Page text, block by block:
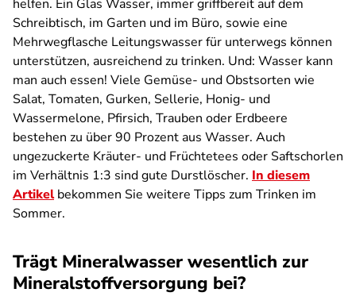
helfen. Ein Glas Wasser, immer griffbereit auf dem
Schreibtisch, im Garten und im Büro, sowie eine
Mehrwegflasche Leitungswasser für unterwegs können
unterstützen, ausreichend zu trinken. Und: Wasser kann
man auch essen! Viele Gemüse- und Obstsorten wie
Salat, Tomaten, Gurken, Sellerie, Honig- und
Wassermelone, Pfirsich, Trauben oder Erdbeere
bestehen zu über 90 Prozent aus Wasser. Auch
ungezuckerte Kräuter- und Früchtetees oder Saftschorlen
im Verhältnis 1:3 sind gute Durstlöscher. In diesem
Artikelbekommen Sie weitere Tipps zum Trinken im
Sommer.
Trägt Mineralwasser wesentlich zur
Mineralstoffversorgung bei?